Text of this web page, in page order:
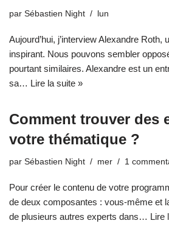
par Sébastien Night lun
Aujourd’hui, j’interview Alexandre Roth,
inspirant. Nous pouvons sembler
pourtant similaires. Alexandre est un
sa… Lire la suite »
Comment trouver des
votre thématique ?
par Sébastien Night mer 1
Pour créer le contenu de votre
de deux composantes : vous-même et
de plusieurs autres experts dans… Lire